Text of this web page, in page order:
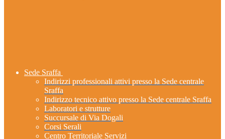
Sede Sraffa
Indirizzi professionali attivi presso la Sede centrale
Sraffa
Indirizzo tecnico attivo presso la Sede centrale Sraffa
Laboratori e strutture
Succursale di Via Dogali
Corsi Serali
Centro Territoriale Servizi